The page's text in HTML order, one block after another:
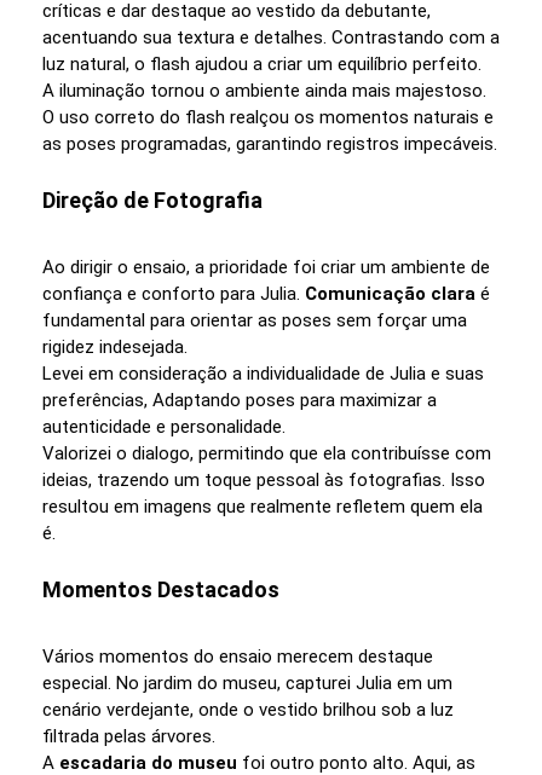
críticas e dar destaque ao vestido da debutante,
acentuando sua textura e detalhes. Contrastando com a
luz natural, o flash ajudou a criar um equilíbrio perfeito.
A iluminação tornou o ambiente ainda mais majestoso.
O uso correto do flash realçou os momentos naturais e
as poses programadas, garantindo registros impecáveis.
Direção de Fotografia
Ao dirigir o ensaio, a prioridade foi criar um ambiente de
confiança e conforto para Julia. Comunicação clara é
fundamental para orientar as poses sem forçar uma
rigidez indesejada.
Levei em consideração a individualidade de Julia e suas
preferências, Adaptando poses para maximizar a
autenticidade e personalidade.
Valorizei o dialogo, permitindo que ela contribuísse com
ideias, trazendo um toque pessoal às fotografias. Isso
resultou em imagens que realmente refletem quem ela
é.
Momentos Destacados
Vários momentos do ensaio merecem destaque
especial. No jardim do museu, capturei Julia em um
cenário verdejante, onde o vestido brilhou sob a luz
filtrada pelas árvores.
A escadaria do museu foi outro ponto alto. Aqui, as